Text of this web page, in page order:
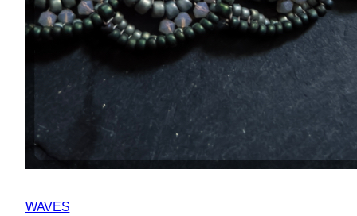
WAVES